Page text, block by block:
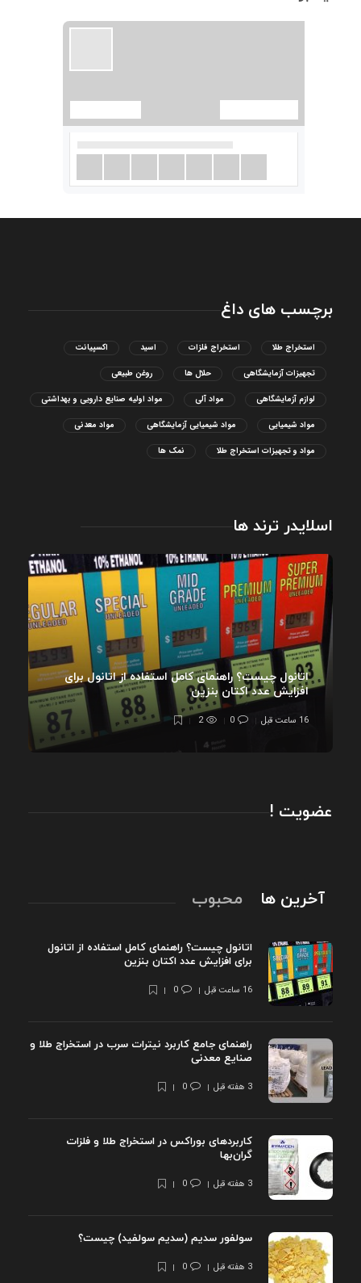
برچسب های داغ
استخراج طلا استخراج فلزات اسید اکسپیانت
تجهیزات آزمایشگاهی حلال ها روغن طبیعی
لوازم آزمایشگاهی مواد آلی مواد اولیه صنایع دارویی و بهداشتی
مواد شیمیایی مواد شیمیایی آزمایشگاهی مواد معدنی
مواد و تجهیزات استخراج طلا نمک ها
اسلایدر ترند ها
اتانول چیست؟ راهنمای کامل استفاده از اتانول برای
افزایش عدد اکتان بنزین
16 ساعت قبل 0
2
عضویت !
آخرین ها محبوب
اتانول چیست؟ راهنمای کامل استفاده از اتانول
برای افزایش عدد اکتان بنزین
16 ساعت قبل 0
راهنمای جامع کاربرد نیترات سرب در استخراج طلا و
صنایع معدنی
3 هفته قبل 0
کاربردهای بوراکس در استخراج طلا و فلزات
گران‌بها
3 هفته قبل 0
سولفور سدیم (سدیم سولفید) چیست؟
3 هفته قبل 0